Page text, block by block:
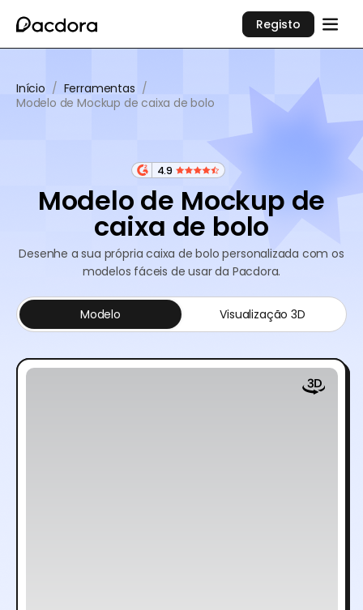
Registo
Início / Ferramentas /
Modelo de Mockup de caixa de bolo
4.9
Modelo de Mockup de
caixa de bolo
Desenhe a sua própria caixa de bolo personalizada com os
modelos fáceis de usar da Pacdora.
Modelo Visualização 3D